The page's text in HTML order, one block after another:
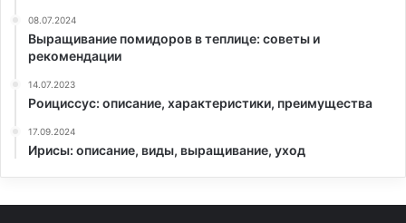
08.07.2024
Выращивание помидоров в теплице: советы и
рекомендации
14.07.2023
Роициссус: описание, характеристики, преимущества
17.09.2024
Ирисы: описание, виды, выращивание, уход